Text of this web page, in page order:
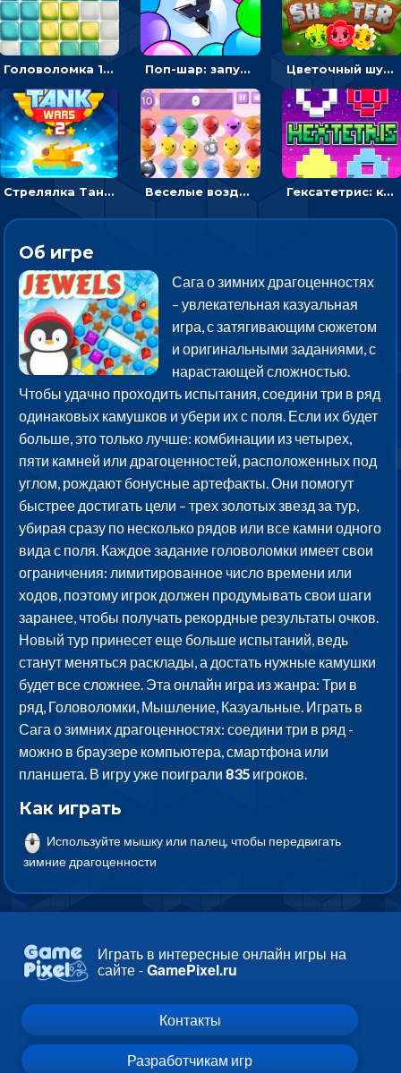
Головоломка 10х10 Поп-шар: запускать колючку, чтобы лопать воздушные шарики Цветочный шутер: стрелять пчелками по цветам
Стрелялка Танковые войны: бить по танку врага, чтобы уничтожить зло Веселые воздушные шары: соедини одноцветные в линию Гексатетрис: кидать блок, чтобы складывать три в ряд - головоломка
Об игре
Сага о зимних драгоценностях
– увлекательная казуальная
игра, с затягивающим сюжетом
и оригинальными заданиями, с
нарастающей сложностью.
Чтобы удачно проходить испытания, соедини три в ряд
одинаковых камушков и убери их с поля. Если их будет
больше, это только лучше: комбинации из четырех,
пяти камней или драгоценностей, расположенных под
углом, рождают бонусные артефакты. Они помогут
быстрее достигать цели – трех золотых звезд за тур,
убирая сразу по несколько рядов или все камни одного
вида с поля. Каждое задание головоломки имеет свои
ограничения: лимитированное число времени или
ходов, поэтому игрок должен продумывать свои шаги
заранее, чтобы получать рекордные результаты очков.
Новый тур принесет еще больше испытаний, ведь
станут меняться расклады, а достать нужные камушки
будет все сложнее. Эта онлайн игра из жанра: Три в
ряд, Головоломки, Мышление, Казуальные. Играть в
Сага о зимних драгоценностях: соедини три в ряд -
можно в браузере компьютера, смартфона или
планшета. В игру уже поиграли835 игроков.
Как играть
Используйте мышку или палец, чтобы передвигать
зимние драгоценности
Играть в интересные онлайн игры на
сайте -GamePixel.ru
Контакты
Разработчикам игр